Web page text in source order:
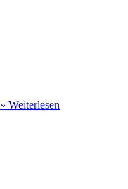
» Weiterlesen